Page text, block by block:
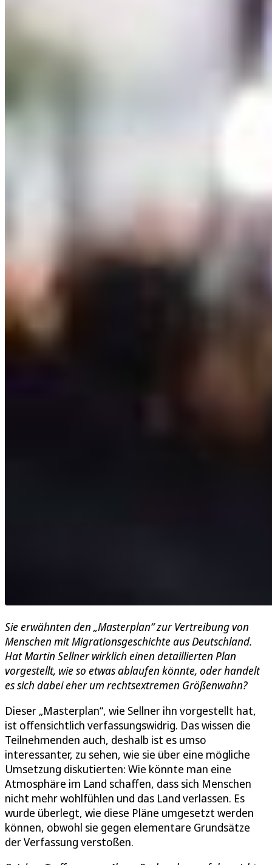
Sie erwähnten den „Masterplan“ zur Vertreibung von
Menschen mit Migrationsgeschichte aus Deutschland.
Hat Martin Sellner wirklich einen detaillierten Plan
vorgestellt, wie so etwas ablaufen könnte, oder handelt
es sich dabei eher um rechtsextremen Größenwahn?
Dieser „Masterplan“, wie Sellner ihn vorgestellt hat,
ist offensichtlich verfassungswidrig. Das wissen die
Teilnehmenden auch, deshalb ist es umso
interessanter, zu sehen, wie sie über eine mögliche
Umsetzung diskutierten: Wie könnte man eine
Atmosphäre im Land schaffen, dass sich Menschen
nicht mehr wohlfühlen und das Land verlassen. Es
wurde überlegt, wie diese Pläne umgesetzt werden
können, obwohl sie gegen elementare Grundsätze
der Verfassung verstoßen.